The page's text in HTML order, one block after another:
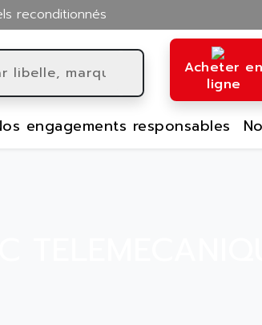
reconditionnés
Acheter
ligne
engagements responsables